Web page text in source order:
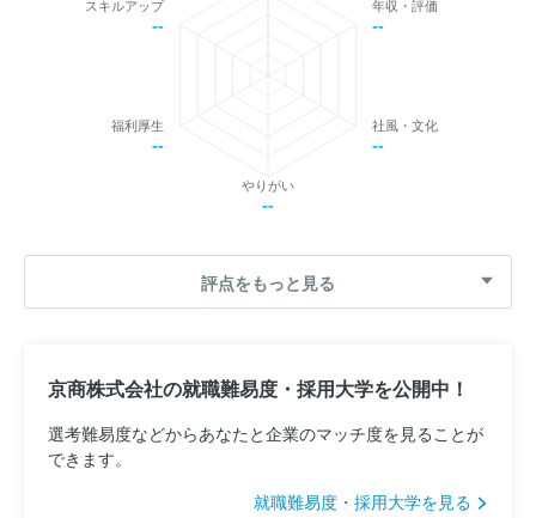
年収・評価
--
社風・文化
--
やりがい
--
福利厚生
--
スキルアップ
--
評点をもっと見る
京商株式会社の就職難易度・採用大学を公開中！
選考難易度などからあなたと企業のマッチ度を見ることが
できます。
就職難易度・採用大学を見る